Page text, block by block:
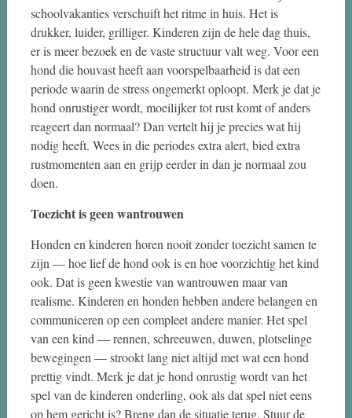
schoolvakanties verschuift het ritme in huis. Het is
drukker, luider, grilliger. Kinderen zijn de hele dag thuis,
er is meer bezoek en de vaste structuur valt weg. Voor een
hond die houvast heeft aan voorspelbaarheid is dat een
periode waarin de stress ongemerkt oploopt. Merk je dat je
hond onrustiger wordt, moeilijker tot rust komt of anders
reageert dan normaal? Dan vertelt hij je precies wat hij
nodig heeft. Wees in die periodes extra alert, bied extra
rustmomenten aan en grijp eerder in dan je normaal zou
doen.
Toezicht is geen wantrouwen
Honden en kinderen horen nooit zonder toezicht samen te
zijn — hoe lief de hond ook is en hoe voorzichtig het kind
ook. Dat is geen kwestie van wantrouwen maar van
realisme. Kinderen en honden hebben andere belangen en
communiceren op een compleet andere manier. Het spel
van een kind — rennen, schreeuwen, duwen, plotselinge
bewegingen — strookt lang niet altijd met wat een hond
prettig vindt. Merk je dat je hond onrustig wordt van het
spel van de kinderen onderling, ook als dat spel niet eens
op hem gericht is? Breng dan de situatie terug. Stuur de